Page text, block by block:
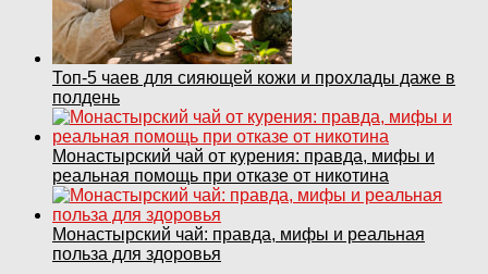
Топ‑5 чаев для сияющей кожи и прохлады даже в
полдень
Монастырский чай от курения: правда, мифы и
реальная помощь при отказе от никотина
Монастырский чай: правда, мифы и реальная
польза для здоровья